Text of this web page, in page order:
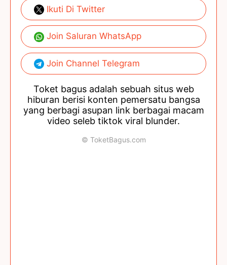
Ikuti Di Twitter
Join Saluran WhatsApp
Join Channel Telegram
Toket bagus adalah sebuah situs web
hiburan berisi konten pemersatu bangsa
yang berbagi asupan link berbagai macam
video seleb tiktok viral blunder.
© ToketBagus.com